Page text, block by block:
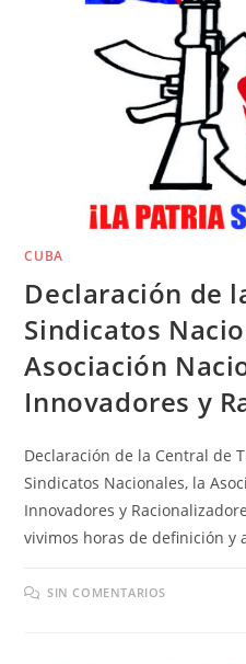
CUBA
Declaración de
Sindicatos
Asociación
Innovadores y
Declaración de la Central de
Sindicatos Nacionales, la
Innovadores y
vivimos horas de definición y
SIN COMENTARIOS